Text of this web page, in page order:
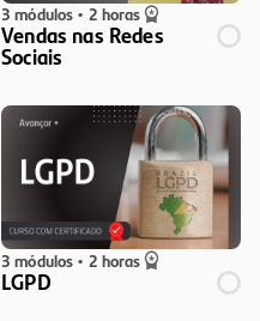
3 módulos • 2 horas
Vendas nas Redes
Sociais
3 módulos • 2 horas
LGPD